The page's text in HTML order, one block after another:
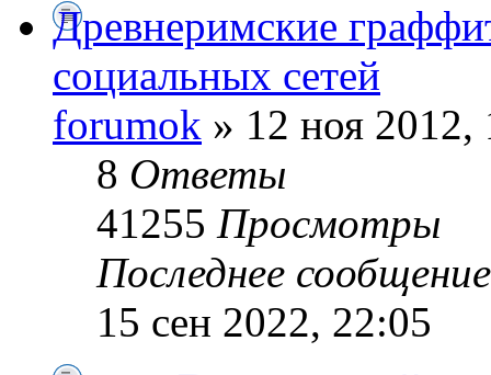
Древнеримские
социальных сетей
forumok » 12 ноя 2012,
8 Ответы
41255 Просмотры
Последнее
15 сен 2022, 22:05